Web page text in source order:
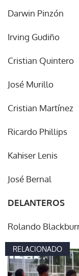
Darwin
Irving
Cristian
José Murillo
Cristian
Ricardo
Kahiser Lenis
José Bernal
DELANTEROS
Rolando
RELACIONADO